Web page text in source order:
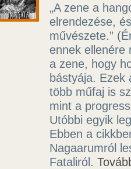
„A zene a
elrendezése,
művészete.”
ennek ellenére
a zene, hogy
bástyája. Ezek
több műfaj is
mint a
Utóbbi egyik
Ebben a
Nagaarumról
Fataliról.